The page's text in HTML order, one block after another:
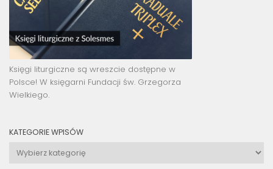
Księgi liturgiczne są wreszcie dostępne w
Polsce! W księgarni Fundacji św. Grzegorza
Wielkiego.
KATEGORIE WPISÓW
Kategorie
wpisów